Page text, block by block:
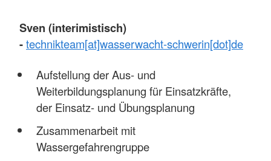
Sven (interimistisch)
-technikteam[at]wasserwacht-schwerin[dot]de
Aufstellung der Aus- und
Weiterbildungsplanung für Einsatzkräfte,
der Einsatz- und Übungsplanung
Zusammenarbeit mit
Wassergefahrengruppe